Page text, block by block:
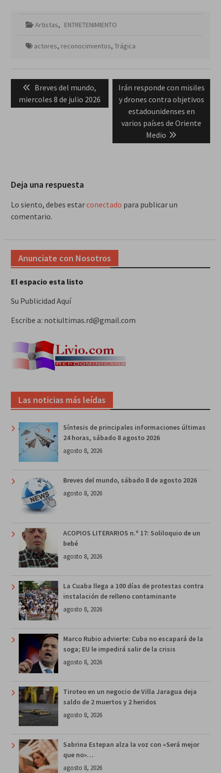
Artistas, ENTRETENIMIENTO
actores, reconocimientos, Trágica
Navegación
entradas
Previous
post:
Breves del mundo,
miercoles 8 de julio 2026
Next
post:
Irán responde con misiles
y drones contra objetivos
estadounidenses en
varios países de Oriente
Medio
Deja una respuesta
Lo siento, debes estarconectado para publicar un
comentario.
Anunciate con Nosotros
El espacio esta listo
Su Publicidad Aquí
Escribe a: notiultimas.rd@gmail.com
Las noticias más leídas
Síntesis de principales informaciones últimas
24 horas, sábado 8 agosto 2026
agosto 8, 2026
Breves del mundo, sábado 8 de agosto 2026
agosto 8, 2026
ACOPIOS LITERARIOS n.º 17: Soliloquio de un
bebé
agosto 8, 2026
La Cuaba llega a 100 días de protestas contra
instalación de relleno contaminante
agosto 8, 2026
Marco Rubio advierte: Cuba no escapará de la
soga; EU le impedirá salir de la crisis
agosto 8, 2026
Tiroteo en un negocio de Villa Jaragua deja
saldo de 2 muertos y 2 heridos
agosto 8, 2026
Sabrina Estepan alza la voz con «Será mejor
que no»…
agosto 8, 2026